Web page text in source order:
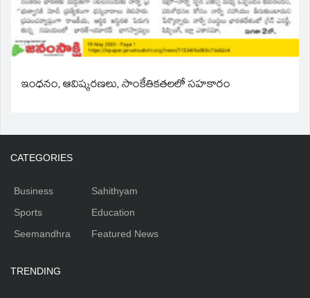
ఇంధనం, ఆవిష్కరణలు, సాంకేతికతలలో సహకారం
CATEGORIES
Business
Sports
Seemandhra
Sahithyam
Education
Featured News
TRENDING